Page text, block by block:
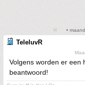
•
TeleluvR
Volgens worden er een
beantwoord!